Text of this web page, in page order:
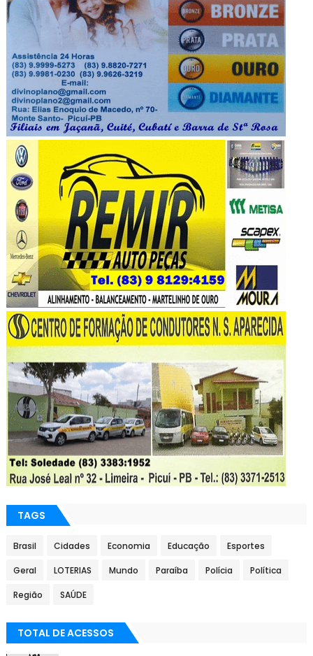
TAGS
Brasil Cidades Economia Educação Esportes
Geral LOTERIAS Mundo Paraíba Polícia Política
Região SAÚDE
TOTAL DE ACESSOS